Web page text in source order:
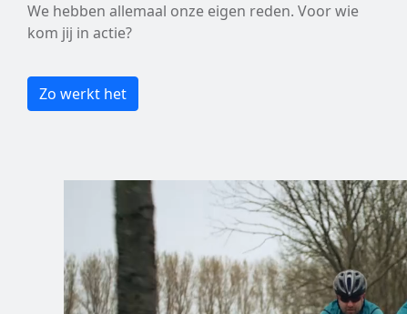
We hebben allemaal onze eigen reden. Voor wie
kom jij in actie?
Zo werkt het